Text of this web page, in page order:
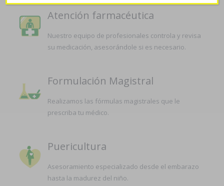
Atención farmacéutica
Nuestro equipo de profesionales controla y revisa
su medicación, asesorándole si es necesario.
Formulación Magistral
Realizamos las fórmulas magistrales que le
prescriba tu médico.
Puericultura
Asesoramiento especializado desde el embarazo
hasta la madurez del niño.